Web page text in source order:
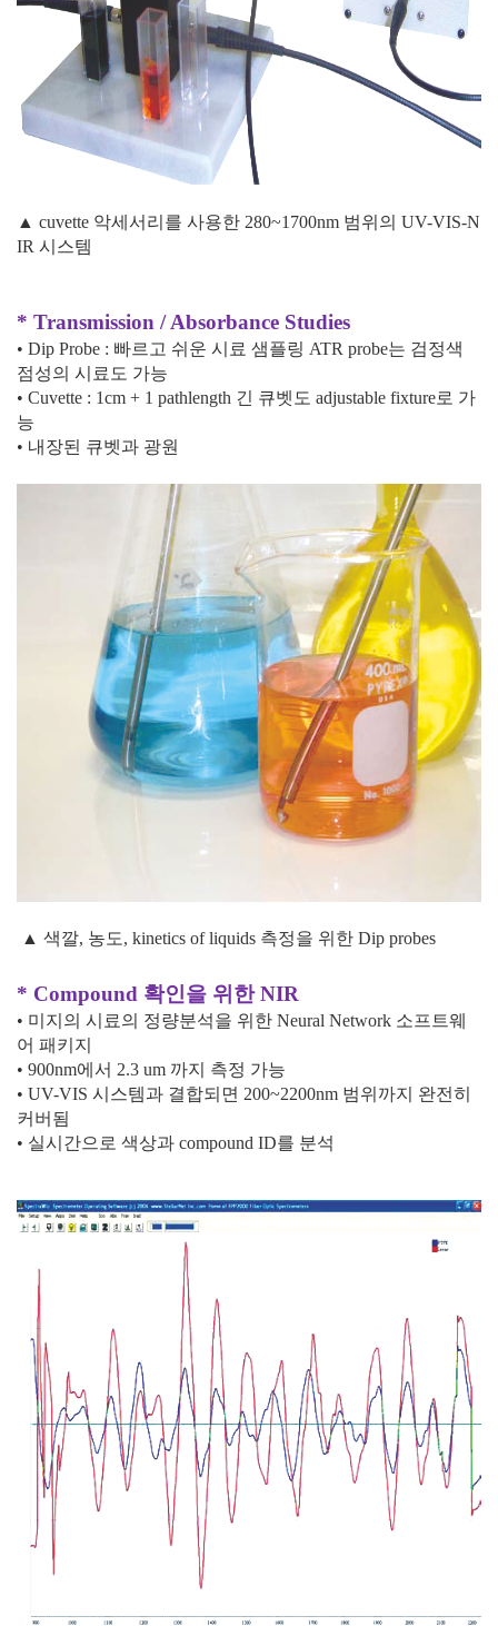
▲ cuvette 악세서리를 사용한 280~1700nm 범위의 UV-VIS-N
IR 시스템
* Transmission / Absorbance Studies
• Dip Probe : 빠르고 쉬운 시료 샘플링 ATR probe는 검정색
점성의 시료도 가능
• Cuvette : 1cm + 1 pathlength 긴 큐벳도 adjustable fixture로 가
능
• 내장된 큐벳과 광원
▲ 색깔, 농도, kinetics of liquids 측정을 위한 Dip probes
* Compound 확인을 위한NIR
• 미지의 시료의 정량분석을 위한 Neural Network 소프트웨
어 패키지
• 900nm에서 2.3 um 까지 측정 가능
• UV-VIS 시스템과 결합되면 200~2200nm 범위까지 완전히
커버됨
• 실시간으로 색상과 compound ID를 분석